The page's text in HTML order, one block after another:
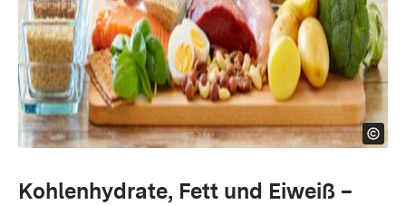
Kohlenhydrate, Fett und Eiweiß –